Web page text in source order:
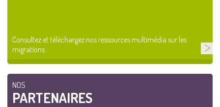
Consultez et téléchargez nos ressources multimédia sur les
migrations
NOS
PARTENAIRES